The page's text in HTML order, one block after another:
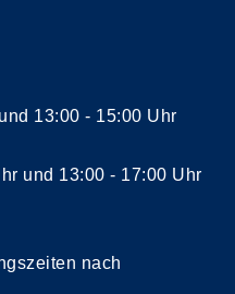
13:00 - 15:00 Uhr
und 13:00 - 17:00 Uhr
nach